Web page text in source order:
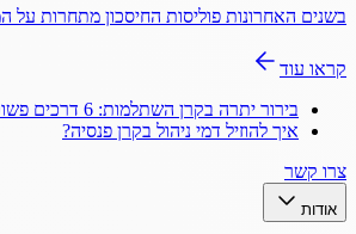
בשנים האחרונות פוליסות החיסכון מתחרות
קראו עוד
בירור יתרה בקרן השתלמות: 6 דרכים פשוטות לבדוק את היתרה שלך
איך להוזיל דמי ניהול בקרן פנסיה?
צרו קשר
אודות